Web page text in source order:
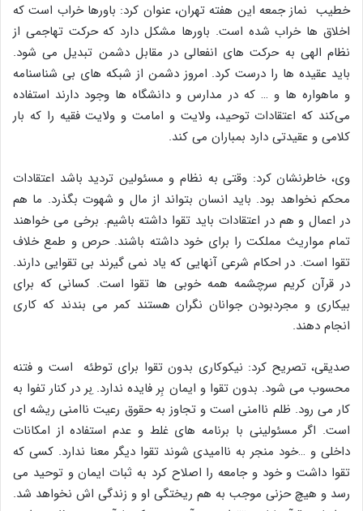
خطیب نماز جمعه این هفته تهران، عنوان کرد: باورها خراب است که
اخلاق ها خراب شده است. باورها مشکل دارد که حرکت تهاجمی از
نظام الهی به حرکت های انفعالی در مقابل دشمن تبدیل می شود.
باید عقیده ها را درست کرد. امروز دشمن از شبکه های بی شناسنامه
و ماهواره ها و … که در مدارس و دانشگاه ها وجود دارند استفاده
می‌کند که اعتقادات توحید، ولایت و امامت و ولایت فقیه را که بار
کلامی و عقیدتی دارد بمباران می کند.
وی، خاطرنشان کرد: وقتی به نظام و مسئولین تردید باشد اعتقادات
محکم نخواهد بود. باید انسان بتواند از مال و شهوت بگذرد. ما هم
در اعمال و هم در اعتقادات باید تقوا داشته باشیم. برخی می خواهند
تمام مواریث مملکت را برای خود داشته باشند. حرص و طمع خلاف
تقوا است. در احکام شرعی آنهایی که یاد نمی گیرند بی تقوایی دارند.
در قرآن کریم سرچشمه همه خوبی ها تقوا است. کسانی که برای
بیکاری و مجردبودن جوانان نگران هستند کمر می بندند که کاری
انجام دهند.
صدیقی، تصریح کرد: نیکوکاری بدون تقوا برای توطئه ‌ است و فتنه
محسوب می شود. بدون تقوا و ایمان بِر فایده ندارد. ِبر در کنار تفوا به
کار می رود. ظلم ناامنی است و تجاوز به حقوق رعیت ناامنی ریشه ای
است. اگر مسئولینی با برنامه های غلط و عدم استفاده از امکانات
داخلی و …خود منجر به ناامیدی شوند تقوا دیگر معنا ندارد. کسی که
تقوا داشت و خود و جامعه را اصلاح کرد به ثبات ایمان و توحید می
رسد و هیچ حزنی موجب به هم ریختگی او و زندگی اش نخواهد شد.